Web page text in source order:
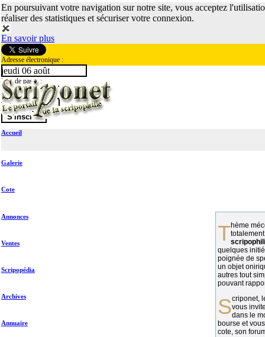
En poursuivant votre navigation sur notre site, vous acceptez
réaliser des statistiques et sécuriser votre connexion.
En savoir plus
Adresse électronique :
Mot de passe :
jeudi 06 août
Accueil
Galerie
Cote
Annonces
Ventes
Scripopédia
Archives
Annuaire
Thème méconnu des collectionneurs et
quelques
poignée de
un objet
autres tout
pouvant
vous
dans le
bourse et
cote, son